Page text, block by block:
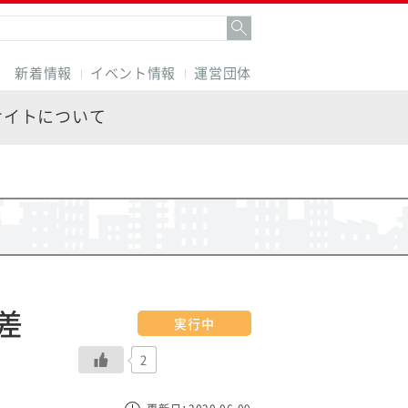
新着情報 イベント情報 運営団体
トについて
実行中
2